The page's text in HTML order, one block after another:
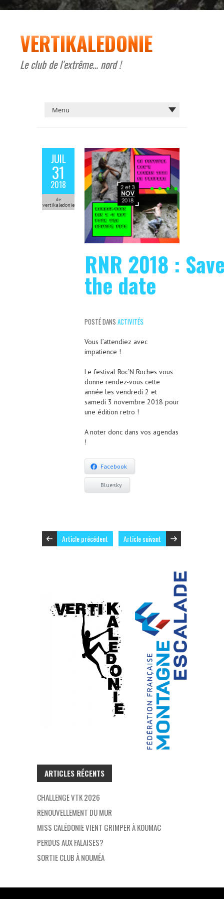
VERTIKALEDONIE
Le club de l'extrême… nord !
JUIL
31
2018
de
vertikaledonie
RNR 2018 :
the date
POSTÉ DANS ACTIVITÉS
Vous l’attendiez avec
impatience !
Le festival Roc’N Roches vous
donne rendez-vous cette
année les vendredi 2 et
samedi 3 novembre 2018 pour
une édition retro !
A noter donc dans vos agendas
!
Facebook
Bluesky
Article précédent Article suivant
ARTICLES RÉCENTS
CHALLENGE VTK 2026
RENOUVELLEMENT DU MUR
MISS CALÉDONIE VIENT GRIMPER À KOUMAC
PERDUS AUX FALAISES?
SORTIE CLUB À NOUMÉA